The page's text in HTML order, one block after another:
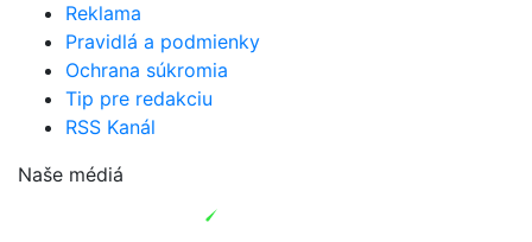
Reklama
Pravidlá a podmienky
Ochrana súkromia
Tip pre redakciu
RSS Kanál
Naše médiá